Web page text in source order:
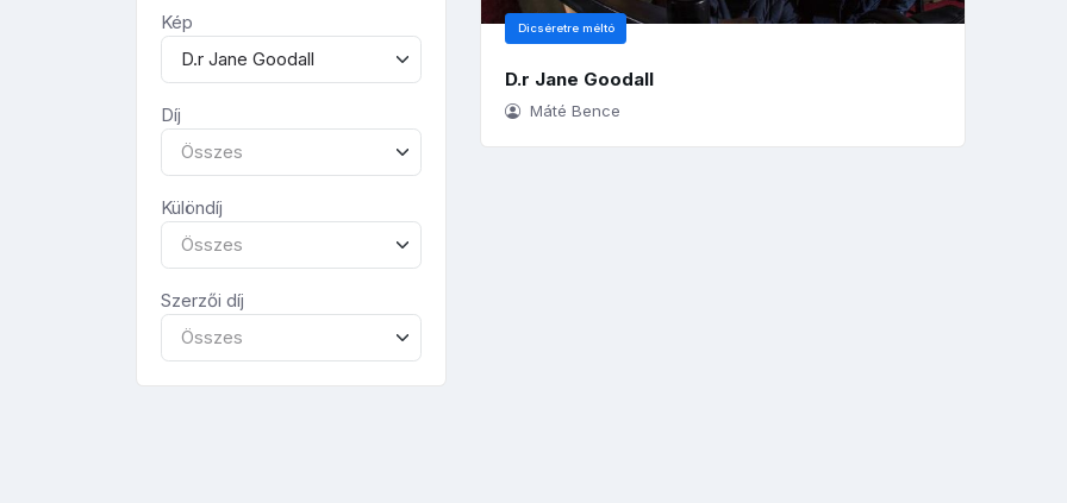
Kép
D.r Jane Goodall
Díj
Összes
Különdíj
Összes
Szerzői díj
Összes
Dicséretre méltó
D.r Jane Goodall
Máté Bence